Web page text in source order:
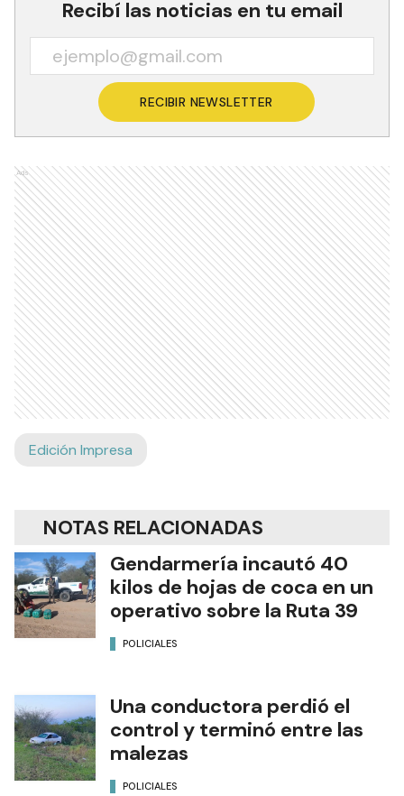
Recibí las noticias en tu email
RECIBIR NEWSLETTER
Ads
Edición Impresa
NOTAS RELACIONADAS
Gendarmería incautó 40
kilos de hojas de coca en un
operativo sobre la Ruta 39
POLICIALES
Una conductora perdió el
control y terminó entre las
malezas
POLICIALES